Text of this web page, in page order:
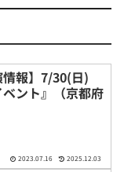
情報】7/30(日)
ベント』（京都府
2023.07.16 2025.12.03